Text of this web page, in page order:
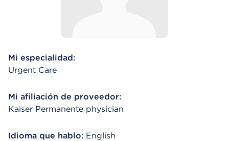
Mi especialidad:
Urgent Care
Mi afiliación de proveedor:
Kaiser Permanente physician
Idioma que hablo: English